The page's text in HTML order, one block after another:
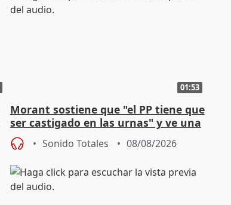
01:53
Morant sostiene que "el PP tiene que
ser castigado en las urnas" y ve una
"pulsión de cambio"
Sonido Totales 08/08/2026